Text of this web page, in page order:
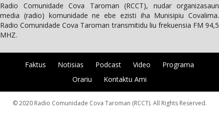
Radio Comunidade Cova Taroman (RCCT), nudar organizasaun
media (radio) komunidade ne ebe ezisti iha Munisipiu Covalima.
Radio Comunidade Cova Taroman transmitidu liu frekuensia FM 94,5
MHZ.
Faktus Notisias Podcast Video
Programa
Orariu
Kontaktu Ami
© 2020 Radio Comunidade Cova Taroman (RCCT). All Rights Reserved.